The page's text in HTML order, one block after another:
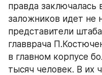
правда заключалась
заложников идет не
представители
главврача
в главном корпусе
тысяч человек. В их